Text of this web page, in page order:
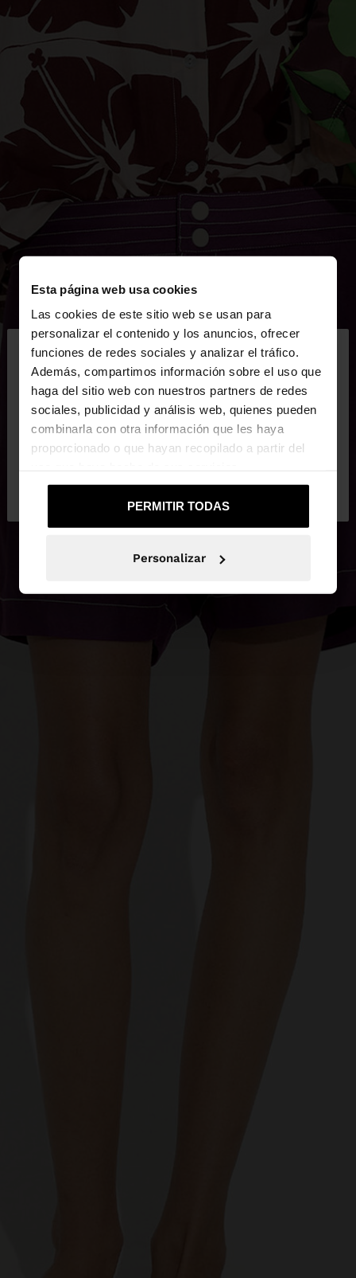
Esta página web usa cookies
Las cookies de este sitio web se usan para
personalizar el contenido y los anuncios, ofrecer
funciones de redes sociales y analizar el tráfico.
Además, compartimos información sobre el uso que
haga del sitio web con nuestros partners de redes
sociales, publicidad y análisis web, quienes pueden
combinarla con otra información que les haya
proporcionado o que hayan recopilado a partir del
PERMITIR TODAS
Personalizar
hola
Estás accediendo a la web de España. ¿Quieres ir a
la web de United States?